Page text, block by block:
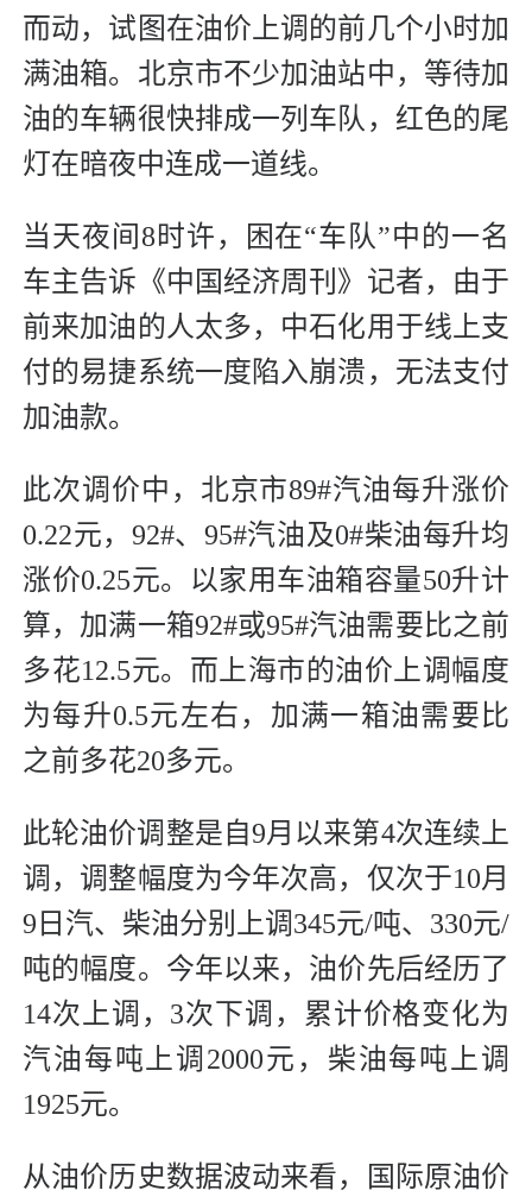
而动，试图在油价上调的前几个小时加
满油箱。北京市不少加油站中，等待加
油的车辆很快排成一列车队，红色的尾
灯在暗夜中连成一道线。
当天夜间8时许，困在“车队”中的一名
车主告诉《中国经济周刊》记者，由于
前来加油的人太多，中石化用于线上支
付的易捷系统一度陷入崩溃，无法支付
加油款。
此次调价中，北京市89#汽油每升涨价
0.22元，92#、95#汽油及0#柴油每升均
涨价0.25元。以家用车油箱容量50升计
算，加满一箱92#或95#汽油需要比之前
多花12.5元。而上海市的油价上调幅度
为每升0.5元左右，加满一箱油需要比
之前多花20多元。
此轮油价调整是自9月以来第4次连续上
调，调整幅度为今年次高，仅次于10月
9日汽、柴油分别上调345元/吨、330元/
吨的幅度。今年以来，油价先后经历了
14次上调，3次下调，累计价格变化为
汽油每吨上调2000元，柴油每吨上调
1925元。
从油价历史数据波动来看，国际原油价